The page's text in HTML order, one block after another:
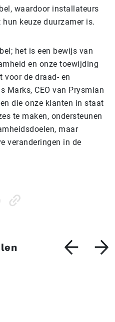
waardoor installateurs
keuze duurzamer is.
het is een bewijs van
en onze toewijding
voor de draad- en
Marks, CEO van Prysmian
die onze klanten in staat
te maken, ondersteunen
maar
veranderingen in de